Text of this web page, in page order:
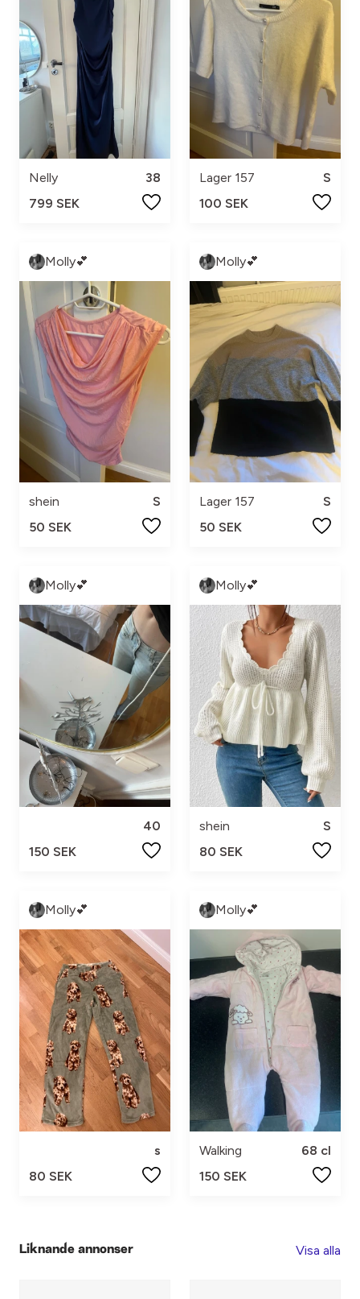
Nelly
38
799 SEK
Lager 157
S
100 SEK
Molly💕
shein
S
50 SEK
Molly💕
Lager 157
S
50 SEK
Molly💕
40
150 SEK
Molly💕
shein
S
80 SEK
Molly💕
s
80 SEK
Molly💕
Walking
68 cl
150 SEK
Liknande annonser Visa alla